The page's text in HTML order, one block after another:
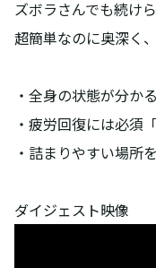
ズボラさんでも続け
超簡単なのに奥深く
・全身の状態が分か
・疲労回復には必須
・詰まりやすい場所
ダイジェスト映像